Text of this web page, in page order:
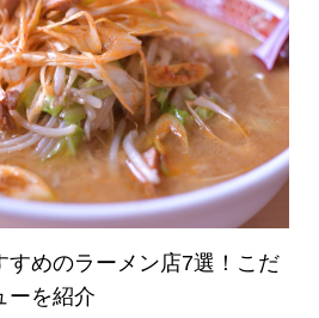
すめのラーメン店7選！こだ
ーを紹介